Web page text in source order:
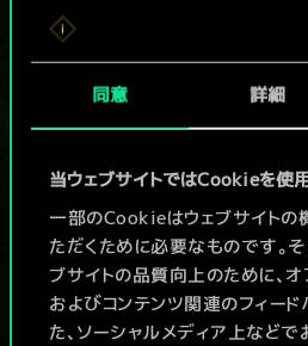
同意 詳細
当ウェブサイトではCookieを使
一部のCookieはウェブサイトの
ただくために必要なものです。
ブサイトの品質向上のために、
およびコンテンツ関連のフィード
た、ソーシャルメディア上など
か共有デ
りませ
続々追
デッキ名入力＆ガ
デッキを